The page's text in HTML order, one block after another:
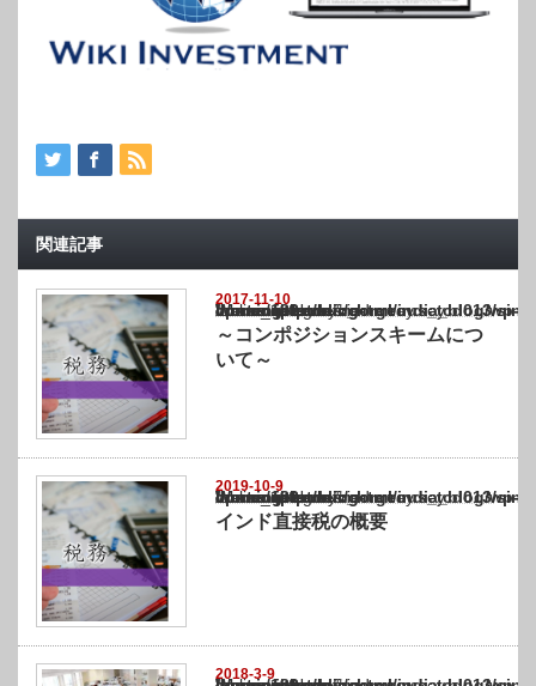
関連記事
2017-11-10
Warning
: Undefined array key "show_category" in
/home/netst/kuno-cpa.co.jp/public_html/india_blog/wp-content/themes/
on line183
～コンポジションスキームにつ
いて～
2019-10-9
Warning
: Undefined array key "show_category" in
/home/netst/kuno-cpa.co.jp/public_html/india_blog/wp-content/themes/
on line183
インド直接税の概要
2018-3-9